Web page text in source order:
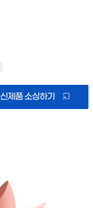
신제품 소싱하기